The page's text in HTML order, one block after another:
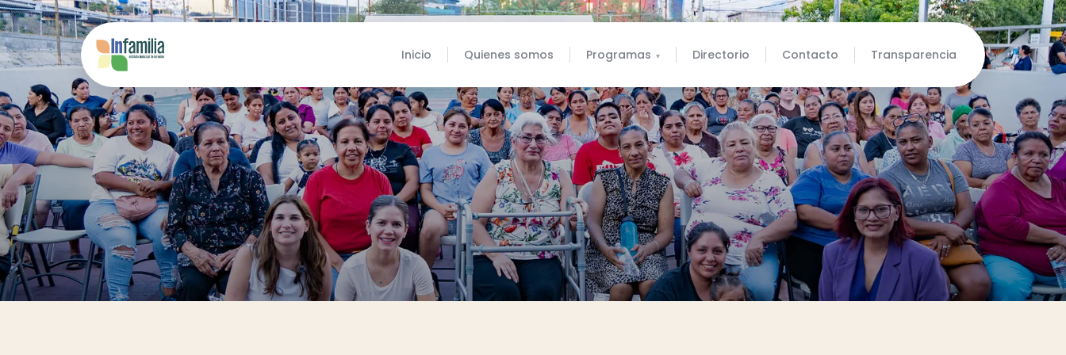
Inicio Quienes somos Programas ▾ Directorio Contacto Transparencia